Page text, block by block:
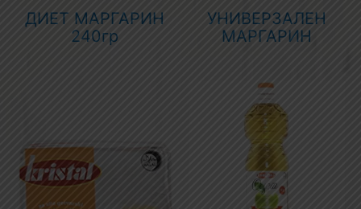
ДИЕТ МАРГАРИН
240гр
УНИВЕРЗАЛЕН
МАРГАРИН